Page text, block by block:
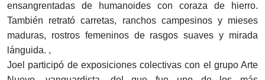
ensangrentadas de humanoides con coraza de hierro.
También retrató carretas, ranchos campesinos y mieses
maduras, rostros femeninos de rasgos suaves y mirada
lánguida. ,
Joel participó de exposiciones colectivas con el grupo Arte